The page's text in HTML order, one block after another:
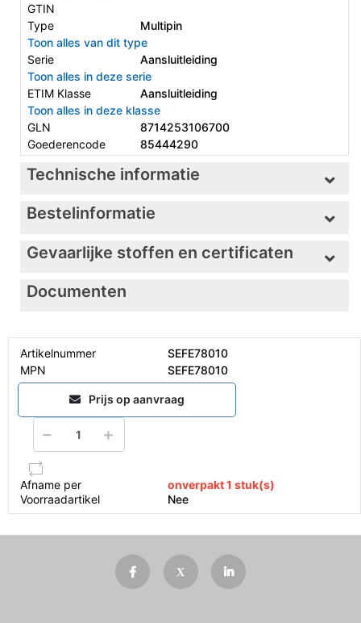
GTIN
Type
Multipin
Toon alles van dit type
Serie
Aansluitleiding
Toon alles in deze serie
ETIM Klasse
Aansluitleiding
Toon alles in deze klasse
GLN
8714253106700
Goederencode
85444290
Technische informatie
Bestelinformatie
Gevaarlijke stoffen en certificaten
Documenten
Artikelnummer
SEFE78010
MPN
SEFE78010
Prijs op aanvraag
Afname per
onverpakt 1 stuk(s)
Voorraadartikel
Nee